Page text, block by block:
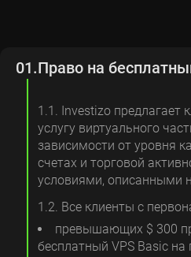
01.Право на
1.1. Investizo предлагает
услугу виртуального
зависимости от уровня
счетах и ​​торговой
условиями, описанными
1.2. Все клиенты с
превышающих $ 300
бесплатный VPS Basic